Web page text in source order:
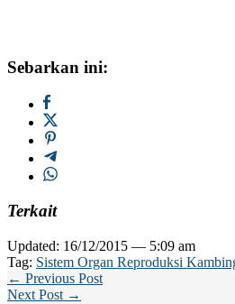
Sebarkan ini:
Terkait
Updated: 16/12/2015 — 5:09 am
Tag: Sistem Organ Reproduksi
← Previous Post
Next Post →